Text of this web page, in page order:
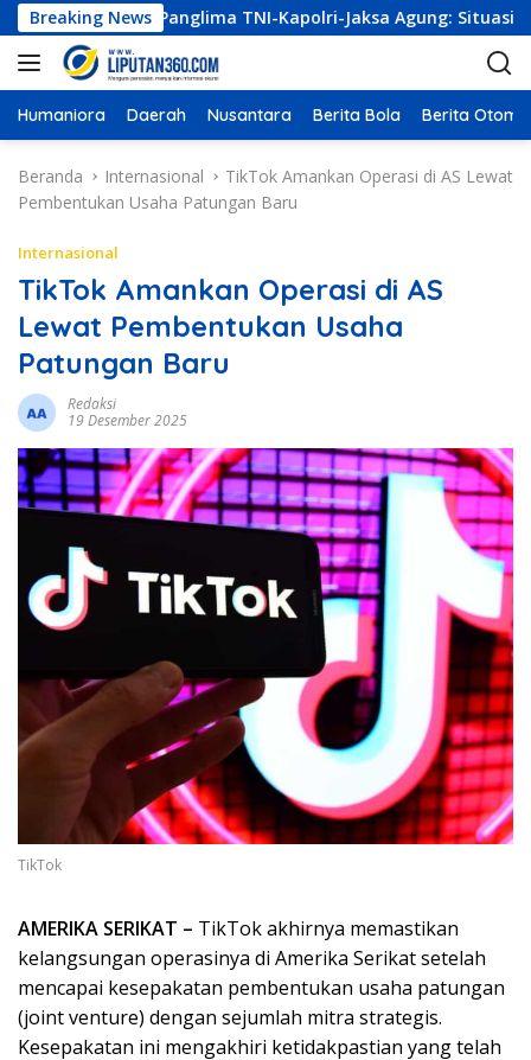
a
g
u
Breaking News
Panglima TNI-Kapolri-Jaksa Agung: Situasi Sangat
Humaniora Daerah Nusantara Berita Bola Berita
Beranda Internasional
TikTok Amankan Operasi di AS Lewat
Pembentukan Usaha Patungan Baru
Internasional
TikTok Amankan Operasi di AS
Lewat Pembentukan Usaha
Patungan Baru
Redaksi
19 Desember 2025
TikTok
AMERIKA SERIKAT – TikTok akhirnya memastikan
kelangsungan operasinya di Amerika Serikat setelah
mencapai kesepakatan pembentukan usaha patungan
(joint venture) dengan sejumlah mitra strategis.
Kesepakatan ini mengakhiri ketidakpastian yang telah